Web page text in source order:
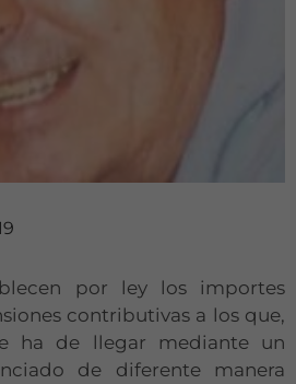
por ley los importes
contributivas a los que,
ha de llegar mediante un
de diferente manera